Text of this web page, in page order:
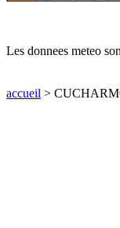
Les donnees meteo
accueil >